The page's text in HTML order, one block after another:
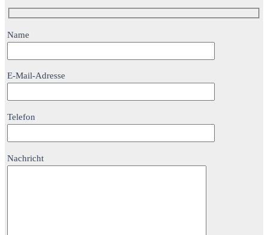
Name
E-Mail-Adresse
Telefon
Nachricht